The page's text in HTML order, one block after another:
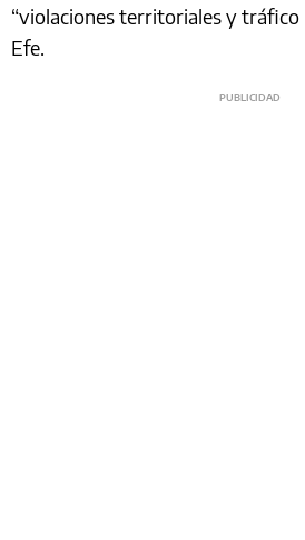
“violaciones territoriales y tráfico
Efe.